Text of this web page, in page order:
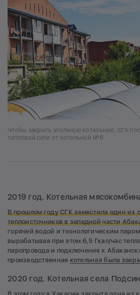
Чтобы закрыть угольную котельную, СГК
тепловой сети от котельной №6
2019 год. Котельная
В прошлом году СГК заместила один из
теплоисточников в западной части
горячей водой и технологическим
вырабатывая при этом 6,5 Гкал/час
паропровода и подключения к
производственная котельная была
2020 год. Котельная села